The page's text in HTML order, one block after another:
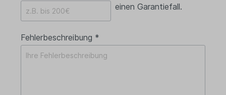
einen Garantiefall.
Fehlerbeschreibung *